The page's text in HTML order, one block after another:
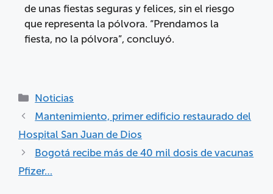
de unas fiestas seguras y felices, sin el riesgo
que representa la pólvora. “Prendamos la
fiesta, no la pólvora”, concluyó.
Noticias
Mantenimiento, primer edificio restaurado del
Hospital San Juan de Dios
Bogotá recibe más de 40 mil dosis de vacunas
Pfizer…